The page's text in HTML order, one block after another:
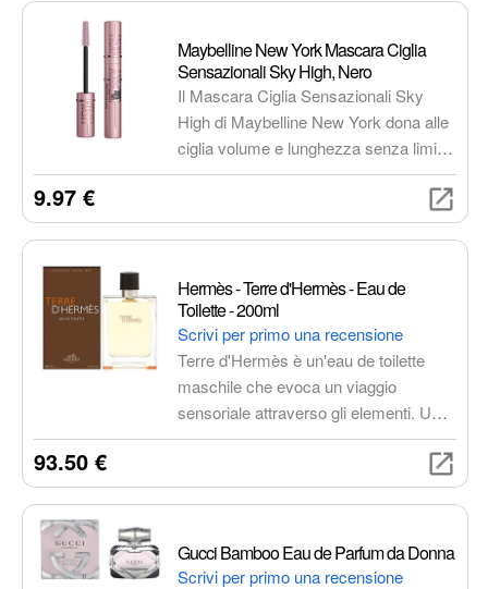
iconico.
Maybelline New York Mascara Ciglia
Sensazionali Sky High, Nero
Il Mascara Ciglia Sensazionali Sky
High di Maybelline New York dona alle
ciglia volume e lunghezza senza limiti,
per un effetto "ciglia finte" naturale. La
formula innovativa, arricchita con fibre
ed estratto di bambù, è perfetta per uno
speciale scovolino flessibile cattura
ogni ciglia dalla radice alla punta, per
un'applicazione precisa e uniforme,
senza grumi.
9.97 €
Hermès - Terre d'Hermès - Eau de
Toilette - 200ml
Scrivi per primo una recensione
Terre d'Hermès è un'eau de toilette
maschile che evoca un viaggio
sensoriale attraverso gli elementi. Un
profumo legnoso, vegetale e minerale,
pompelmo, note di cuore di pepe,
vetiver, benzoino e note legnose.
93.50 €
Gucci Bamboo Eau de Parfum da Donna
Scrivi per primo una recensione